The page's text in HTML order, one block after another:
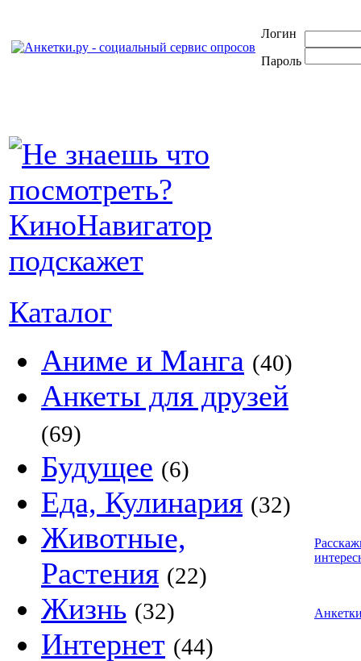
Логин
Пароль
Каталог
Аниме и Манга (40)
Анкеты для друзей
(69)
Будущее (6)
Еда, Кулинария (32)
Животные,
Растения (22)
Жизнь (32)
Интернет (44)